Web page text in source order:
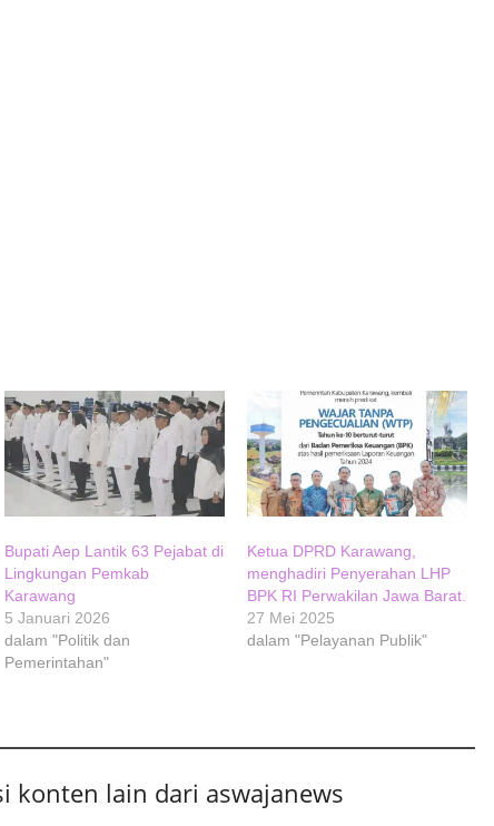
Bupati Aep Lantik 63 Pejabat di
Lingkungan Pemkab
Karawang
5 Januari 2026
dalam "Politik dan
Pemerintahan"
Ketua DPRD Karawang,
menghadiri Penyerahan LHP
BPK RI Perwakilan Jawa Barat.
27 Mei 2025
dalam "Pelayanan Publik"
konten lain dari aswajanews